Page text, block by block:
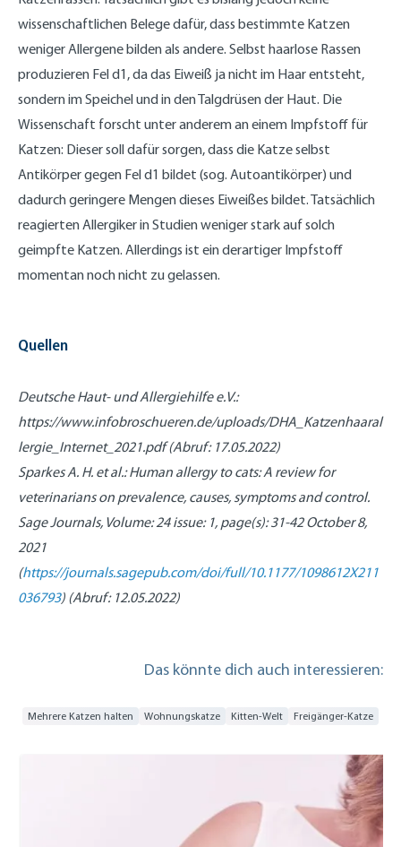
wissenschaftlichen Belege dafür, dass bestimmte Katzen
weniger Allergene bilden als andere. Selbst haarlose Rassen
produzieren Fel d1, da das Eiweiß ja nicht im Haar entsteht,
sondern im Speichel und in den Talgdrüsen der Haut. Die
Wissenschaft forscht unter anderem an einem Impfstoff für
Katzen: Dieser soll dafür sorgen, dass die Katze selbst
Antikörper gegen Fel d1 bildet (sog. Autoantikörper) und
dadurch geringere Mengen dieses Eiweißes bildet. Tatsächlich
reagierten Allergiker in Studien weniger stark auf solch
geimpfte Katzen. Allerdings ist ein derartiger Impfstoff
momentan noch nicht zu gelassen.
Quellen
Deutsche Haut- und Allergiehilfe e.V.:
https://www.infobroschueren.de/uploads/DHA_Katzenhaaral
lergie_Internet_2021.pdf (Abruf: 17.05.2022)
Sparkes A. H. et al.: Human allergy to cats: A review for
veterinarians on prevalence, causes, symptoms and control.
Sage Journals, Volume: 24 issue: 1, page(s): 31-42 October 8,
2021
(https://journals.sagepub.com/doi/full/10.1177/1098612X211
036793) (Abruf: 12.05.2022)
Das könnte dich auch interessieren:
Mehrere Katzen halten Wohnungskatze Kitten-Welt Freigänger-Katze